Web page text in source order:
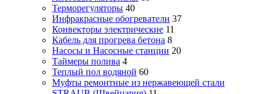
Терморегуляторы 40
Инфракрасные обогреватели 37
Конвекторы электрические 11
Кабель для прогрева бетона 8
Насосы и Насосные станции 20
Таймеры полива 4
Теплый пол водяной 60
Муфты ремонтные из нержавеющей стали